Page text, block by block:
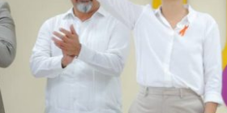
Redacción 18 horas ago